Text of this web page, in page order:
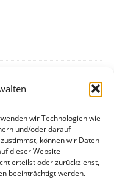
wir Technologien wie
und/oder darauf
können wir Daten
dieser Website
erteilst oder zurückziehst,
beeinträchtigt werden.